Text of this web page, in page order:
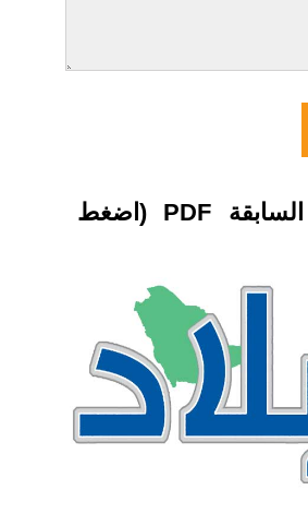
الاصدارات السابقة PDF (اضغط